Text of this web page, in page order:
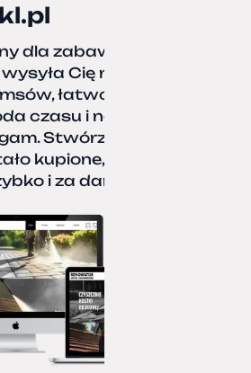
dla zabawy i realnej
Cię na zakupy,
łatwo coś pominać,
czasu i nerwów. Kartka
Stwórz listę zakupów,
kupione, zacznij od
i za darmo.